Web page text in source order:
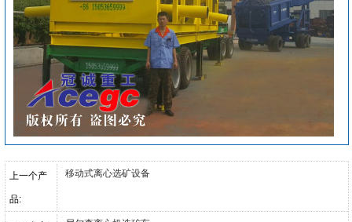
上一个产
品:
移动式离心选矿设备